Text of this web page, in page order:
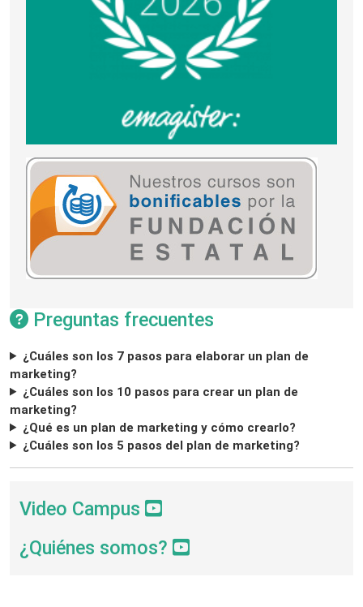
Preguntas frecuentes
¿Cuáles son los 7 pasos para elaborar un plan de
marketing?
¿Cuáles son los 10 pasos para crear un plan de
marketing?
¿Qué es un plan de marketing y cómo crearlo?
¿Cuáles son los 5 pasos del plan de marketing?
Video Campus
¿Quiénes somos?